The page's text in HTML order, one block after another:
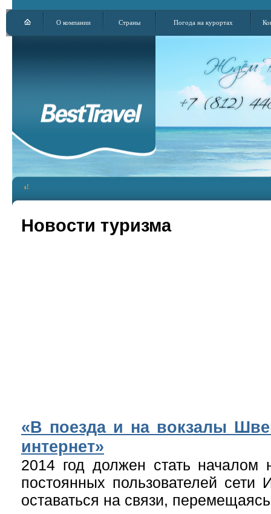
О компании Страны Погода на курортах
Новости туризма
«В поезда и на вокзалы
интернет»
2014 год должен стать началом
постоянных пользователей сети
оставаться на связи,